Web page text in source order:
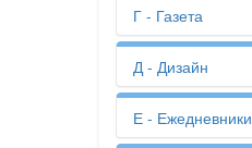
Билеты
Бирки
Благодарности
Бланки
Блокноты
Брендбук
Верстка
Визитки
Вырубка
Высечка
Г - Газета
Газета
Годовой отчет
Д - Дизайн
Дизайн
Дизайн-макет
Е - Ежедневники